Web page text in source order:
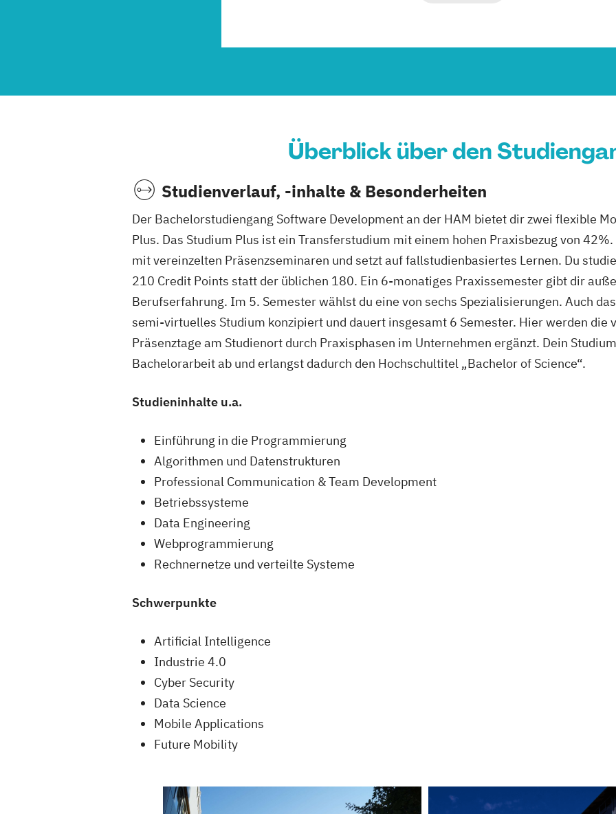
Überblick über den
Studienverlauf, -inhalte & Besonderheiten
Der Bachelorstudiengang Software Development an der HAM bietet dir zwei flexible
Plus. Das Studium Plus ist ein Transferstudium mit einem hohen Praxisbezug von
mit vereinzelten Präsenzseminaren und setzt auf fallstudienbasiertes Lernen. Du
210 Credit Points statt der üblichen 180. Ein 6-monatiges Praxissemester gibt dir
Berufserfahrung. Im 5. Semester wählst du eine von sechs Spezialisierungen. Auch
semi-virtuelles Studium konzipiert und dauert insgesamt 6 Semester. Hier werden die
Präsenztage am Studienort durch Praxisphasen im Unternehmen ergänzt. Dein
Bachelorarbeit ab und erlangst dadurch den Hochschultitel „Bachelor of Science“.
Studieninhalte u.a.
Einführung in die Programmierung
Algorithmen und Datenstrukturen
Professional Communication & Team Development
Betriebssysteme
Data Engineering
Webprogrammierung
Rechnernetze und verteilte Systeme
Schwerpunkte
Artificial Intelligence
Industrie 4.0
Cyber Security
Data Science
Mobile Applications
Future Mobility